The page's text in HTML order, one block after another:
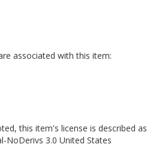
associated with this item:
this item's license is described as
NoDerivs 3.0 United States